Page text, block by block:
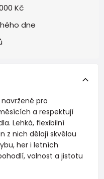
Kč
dne
pro
a respektují
Lehká, flexibilní
z nich dělají skvělou
her i letních
volnost a jistotu